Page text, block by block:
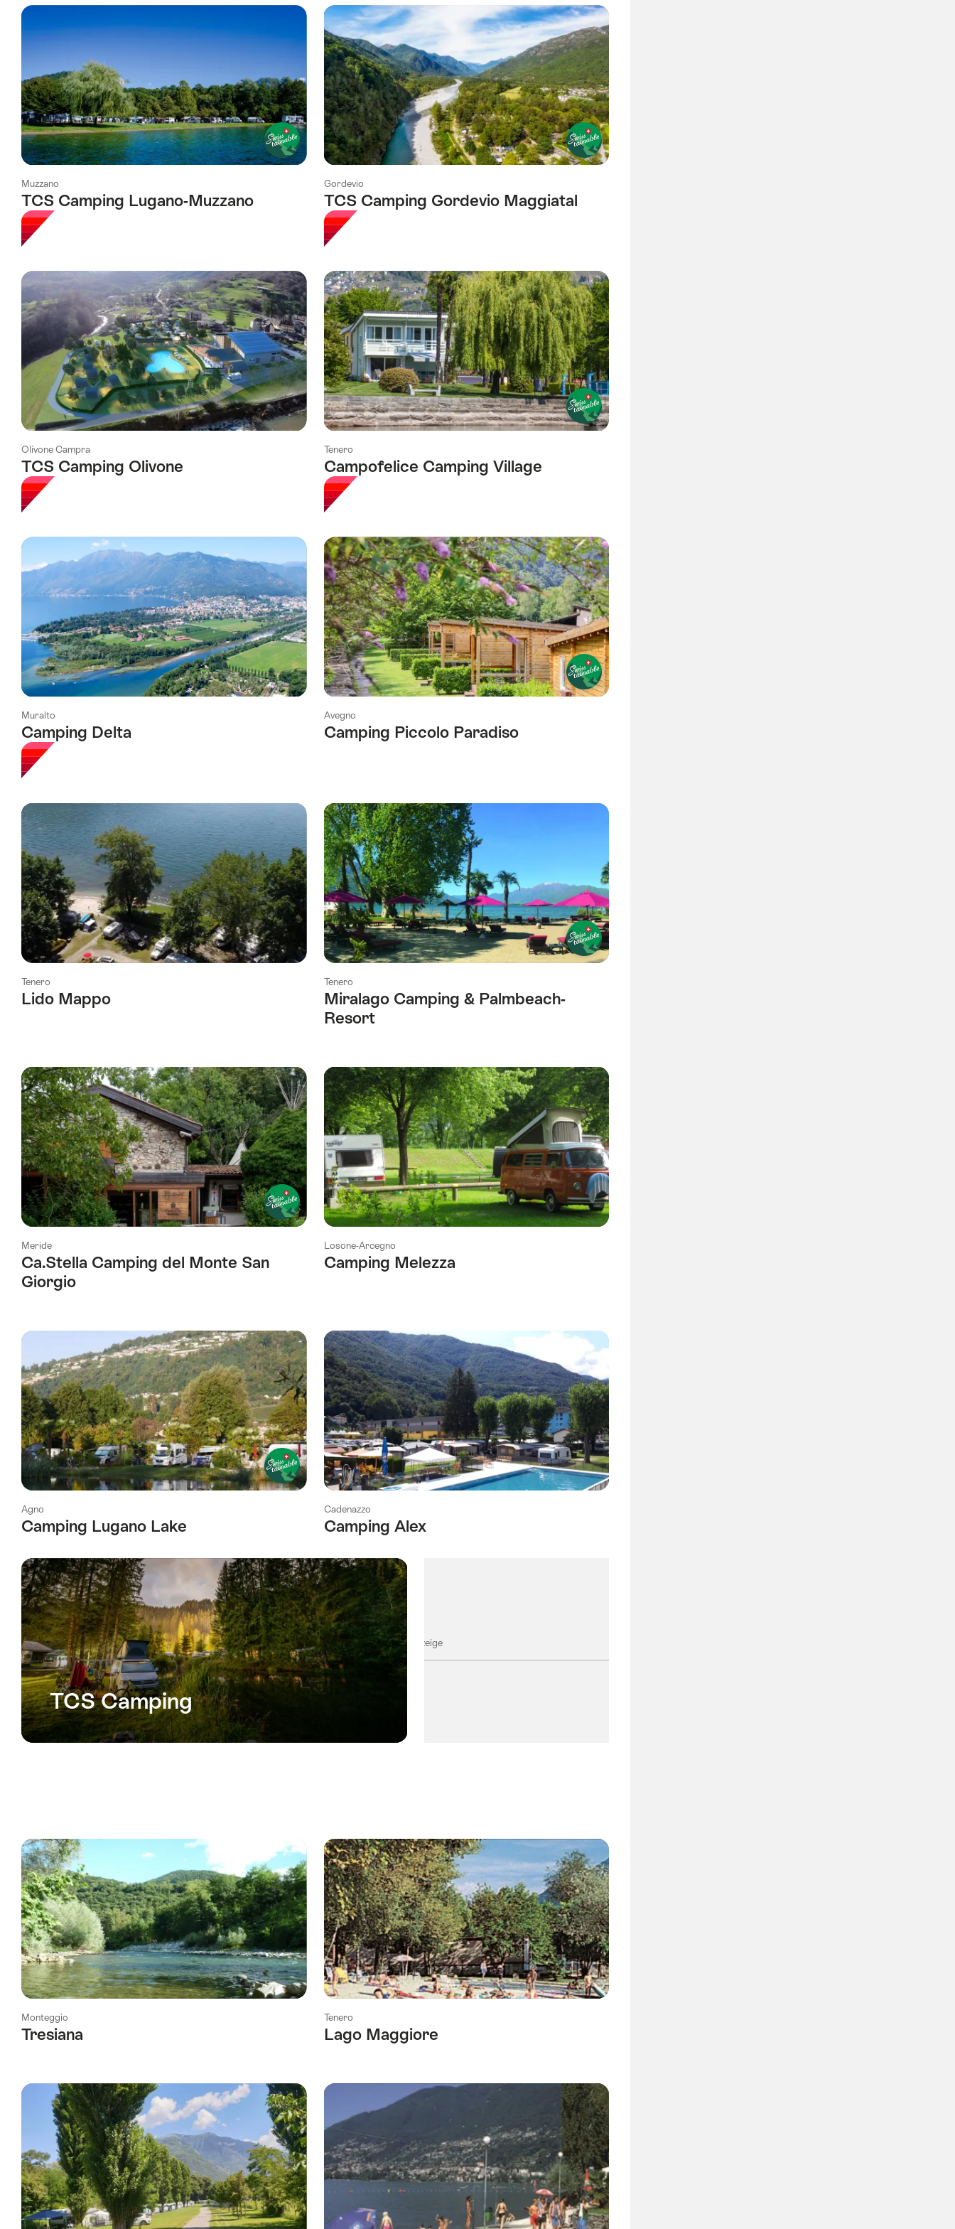
wurde
folgenden
gefiltert
Muzzano
TCS Camping Lugano-Muzzano
Gordevio
TCS Camping Gordevio Maggiatal
Olivone Campra
TCS Camping Olivone
Tenero
Campofelice Camping Village
Muralto
Camping Delta
Avegno
Camping Piccolo Paradiso
Tenero
Lido Mappo
Tenero
Miralago Camping & Palmbeach-
Resort
Meride
Ca.Stella Camping del Monte San
Giorgio
Losone-Arcegno
Camping Melezza
Agno
Camping Lugano Lake
Cadenazzo
Camping Alex
TCS Camping
Anzeige
Monteggio
Tresiana
Tenero
Lago Maggiore